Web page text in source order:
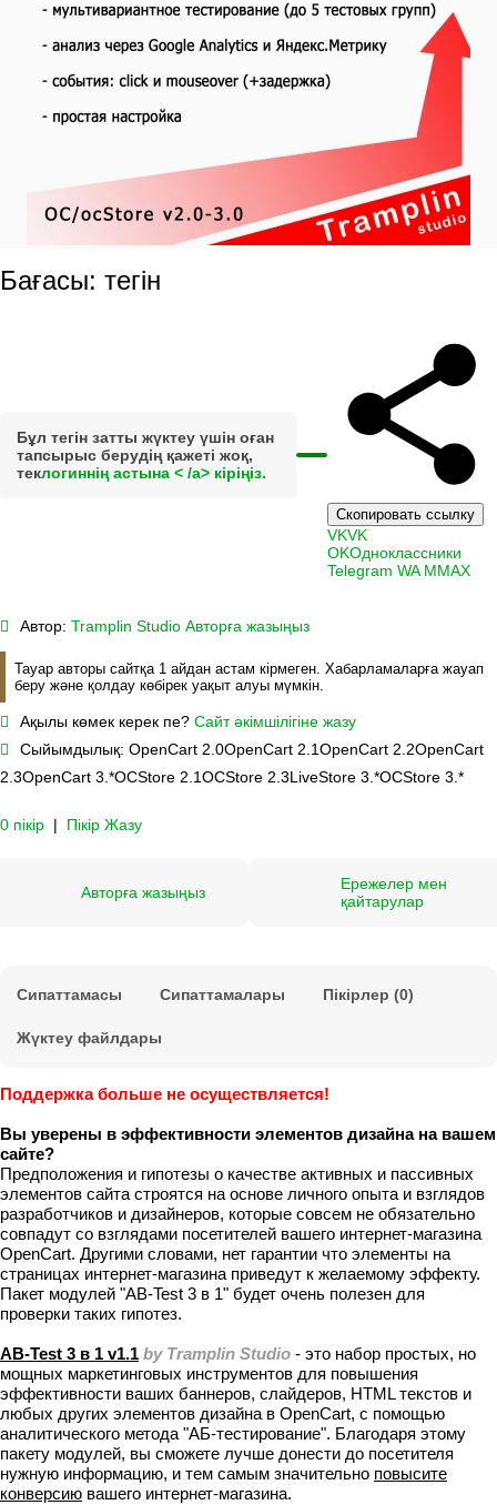
Бағасы: тегін
Бұл тегін затты жүктеу үшін оған
тапсырыс берудің қажеті жоқ,
теклогиннің астына < /a> кіріңіз.
Скопировать ссылку
VKVK
OKОдноклассники
Telegram WA MMAX
Автор: Tramplin Studio Авторға жазыңыз
Тауар авторы сайтқа 1 айдан астам кірмеген. Хабарламаларға жауап
беру және қолдау көбірек уақыт алуы мүмкін.
Ақылы көмек керек пе? Сайт әкімшілігіне жазу
Сыйымдылық: OpenCart 2.0OpenCart 2.1OpenCart 2.2OpenCart
2.3OpenCart 3.*OCStore 2.1OCStore 2.3LiveStore 3.*OCStore 3.*
0 пікір | Пікір Жазу
Авторға жазыңыз
Ережелер мен
қайтарулар
Сипаттамасы Сипаттамалары Пікірлер (0)
Жүктеу файлдары
Поддержка больше не осуществляется!
Вы уверены в эффективности элементов дизайна на вашем
сайте?
Предположения и гипотезы о качестве активных и пассивных
элементов сайта строятся на основе личного опыта и взглядов
разработчиков и дизайнеров, которые совсем не обязательно
совпадут со взглядами посетителей вашего интернет-магазина
OpenCart. Другими словами, нет гарантии что элементы на
страницах интернет-магазина приведут к желаемому эффекту.
Пакет модулей "AB-Test 3 в 1" будет очень полезен для
проверки таких гипотез.
AB-Test 3 в 1 v1.1 by Tramplin Studio - это набор простых, но
мощных маркетинговых инструментов для повышения
эффективности ваших баннеров, слайдеров, HTML текстов и
любых других элементов дизайна в OpenCart, с помощью
аналитического метода "АБ-тестирование". Благодаря этому
пакету модулей, вы сможете лучше донести до посетителя
нужную информацию, и тем самым значительно повысите
конверсию вашего интернет-магазина.